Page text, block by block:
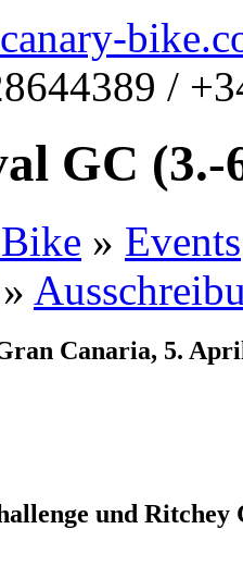
/
GC (3.-
» Events
»
Canaria, 5.
und Ritchey